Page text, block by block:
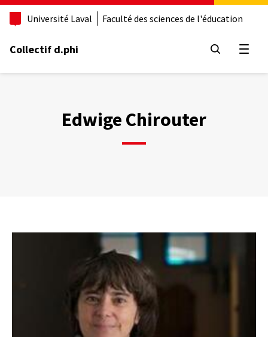
Aller
principal
Université Laval Faculté des sciences de l'éducation
Collectif d.phi
Edwige Chirouter